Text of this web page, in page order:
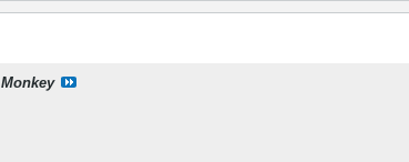
Monkey